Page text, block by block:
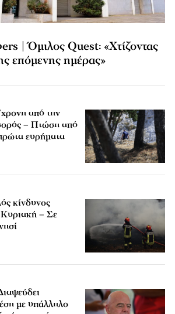
| Όμιλος Quest: «Χτίζοντας
επόμενης ημέρας»
από την
– Πτώση από
ευρήματα
κίνδυνος
Κυριακή – Σε
με υπάλληλο